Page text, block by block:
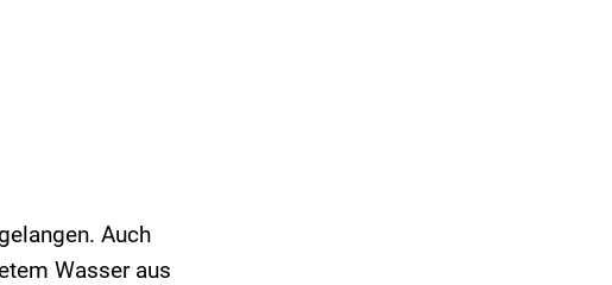
Auch
Wasser aus